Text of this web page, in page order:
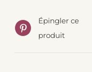
Épingler ce
produit